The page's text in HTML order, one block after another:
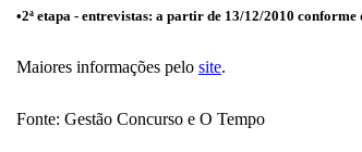
•2ª etapa - entrevistas: a partir de 13/12/2010
Maiores informações pelo site.
Fonte: Gestão Concurso e O Tempo